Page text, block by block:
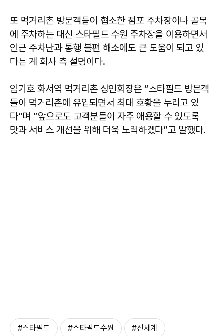
또 먹거리촌 방문객들이 협소한 점포 주차장이나 골목
에 주차하는 대신 스타필드 수원 주차장을 이용하면서
인근 주차난과 통행 불편 해소에도 큰 도움이 되고 있
다는 게 회사 측 설명이다.
임기호 화서역 먹거리촌 상인회장은 “스타필드 방문객
들이 먹거리촌에 유입되면서 최대 호황을 누리고 있
다”며 “앞으로도 고객분들이 자주 애용할 수 있도록
맛과 서비스 개선을 위해 더욱 노력하겠다”고 말했다.
#스타필드 #스타필드수원 #신세계